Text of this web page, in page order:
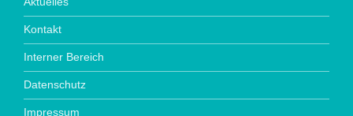
Kontakt
Interner Bereich
Datenschutz
Impressum